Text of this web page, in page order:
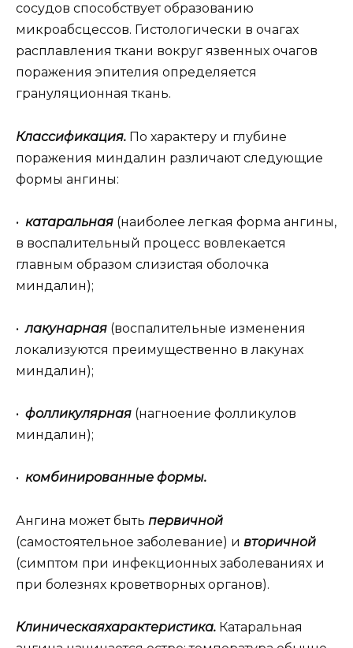
сосудов способствует образованию
микроабсцессов. Гистологически в очагах
расплавления ткани вокруг язвенных очагов
поражения эпителия определяется
грануляционная ткань.
Классификация. По характеру и глубине
поражения миндалин различают следующие
формы ангины:
• катаральная (наиболее легкая форма ангины,
в воспалительный процесс вовлекается
главным образом слизистая оболочка
миндалин);
• лакунарная (воспалительные изменения
локализуются преимущественно в лакунах
миндалин);
• фолликулярная (нагноение фолликулов
миндалин);
• комбинированные формы.
Ангина может быть первичной
(самостоятельное заболевание) и вторичной
(симптом при инфекционных заболеваниях и
при болезнях кроветворных органов).
Клиническаяхарактеристика. Катаральная